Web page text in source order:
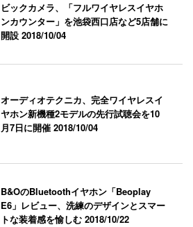
ビックカメラ、「フルワイヤレスイヤホ
ンカウンター」を池袋西口店など5店舗に
開設2018/10/04
オーディオテクニカ、完全ワイヤレスイ
ヤホン新機種2モデルの先行試聴会を10
月7日に開催2018/10/04
B&OのBluetoothイヤホン「Beoplay
E6」レビュー、洗練のデザインとスマー
トな装着感を愉しむ2018/10/22